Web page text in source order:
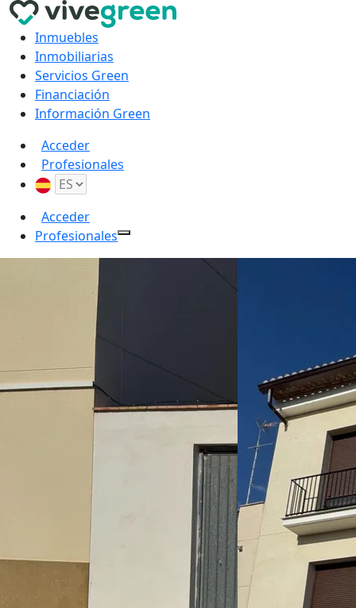
Inmuebles
Inmobiliarias
Servicios Green
Financiación
Información Green
Acceder
Profesionales
Acceder
Profesionales